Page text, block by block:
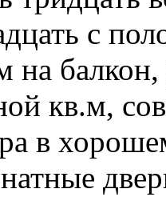
с
на
кв.м,
в